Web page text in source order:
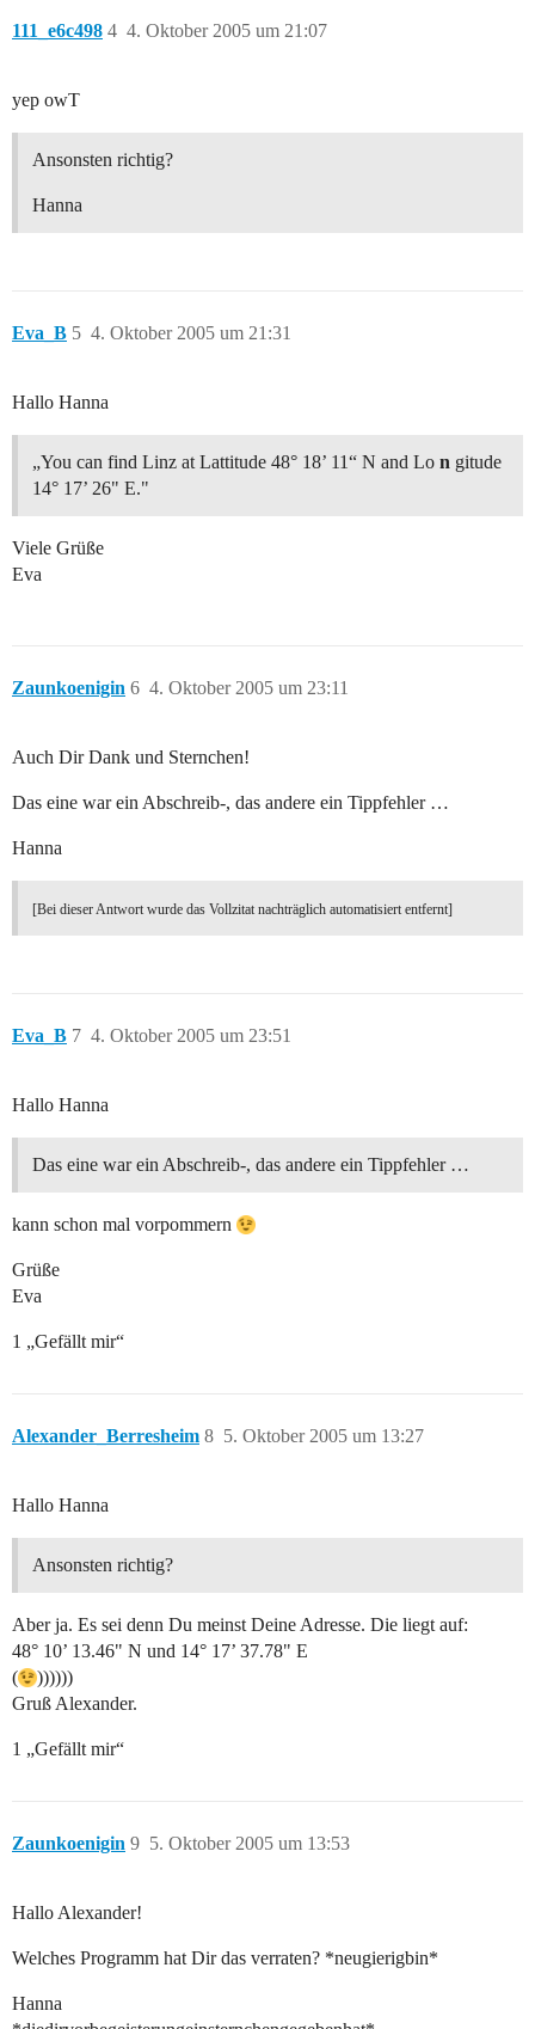
111_e6c498 4. Oktober 2005 um 21:07
4
yep owT
Ansonsten richtig?
Hanna
Eva_B 4. Oktober 2005 um 21:31
5
Hallo Hanna
„You can find Linz at Lattitude 48° 18’ 11“ N and Lo n gitude
14° 17’ 26" E."
Viele Grüße
Eva
Zaunkoenigin 4. Oktober 2005 um 23:11
6
Auch Dir Dank und Sternchen!
Das eine war ein Abschreib-, das andere ein Tippfehler …
Hanna
[Bei dieser Antwort wurde das Vollzitat nachträglich automatisiert entfernt]
Eva_B 4. Oktober 2005 um 23:51
7
Hallo Hanna
Das eine war ein Abschreib-, das andere ein Tippfehler …
kann schon mal vorpommern
Grüße
Eva
1 „Gefällt mir“
Alexander_Berresheim 5. Oktober 2005 um 13:27
8
Hallo Hanna
Ansonsten richtig?
Aber ja. Es sei denn Du meinst Deine Adresse. Die liegt auf:
48° 10’ 13.46" N und 14° 17’ 37.78" E
(
))))))
Gruß Alexander.
1 „Gefällt mir“
Zaunkoenigin 5. Oktober 2005 um 13:53
9
Hallo Alexander!
Welches Programm hat Dir das verraten? *neugierigbin*
Hanna